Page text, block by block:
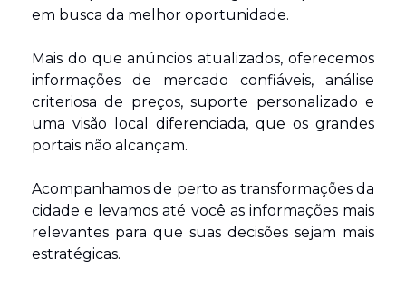
em busca da melhor oportunidade.
Mais do que anúncios atualizados, oferecemos
informações de mercado confiáveis, análise
criteriosa de preços, suporte personalizado e
uma visão local diferenciada, que os grandes
portais não alcançam.
Acompanhamos de perto as transformações da
cidade e levamos até você as informações mais
relevantes para que suas decisões sejam mais
estratégicas.